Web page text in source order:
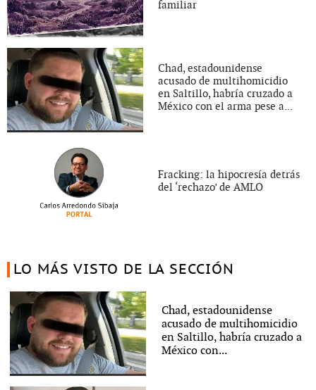
familiar
Chad, estadounidense
acusado de multihomicidio
en Saltillo, habría cruzado a
México con el arma pese a...
Fracking: la hipocresía detrás
del ‘rechazo’ de AMLO
LO MÁS VISTO DE LA SECCIÓN
Chad, estadounidense
acusado de multihomicidio
en Saltillo, habría cruzado a
México con...